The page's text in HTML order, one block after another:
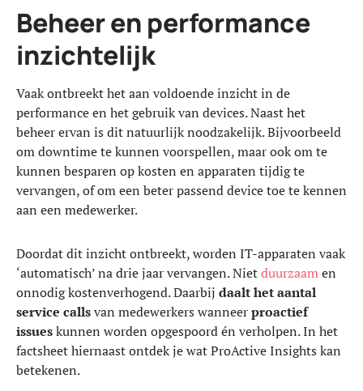
Beheer en performance
inzichtelijk
Vaak ontbreekt het aan voldoende inzicht in de
performance en het gebruik van devices. Naast het
beheer ervan is dit natuurlijk noodzakelijk. Bijvoorbeeld
om downtime te kunnen voorspellen, maar ook om te
kunnen besparen op kosten en apparaten tijdig te
vervangen, of om een beter passend device toe te kennen
aan een medewerker.
Doordat dit inzicht ontbreekt, worden IT-apparaten vaak
‘automatisch’ na drie jaar vervangen. Nietduurzaamen
onnodig kostenverhogend. Daarbij daalt het aantal
service callsvan medewerkers wanneerproactief
issueskunnen worden opgespoord én verholpen. In het
factsheet hiernaast ontdek je wat ProActive Insights kan
betekenen.